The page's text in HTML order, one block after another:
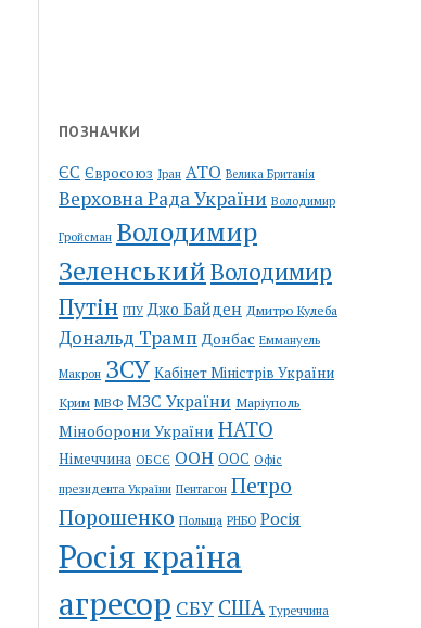
ПОЗНАЧКИ
ЄС Євросоюз Іран АТО Велика Британія
Верховна Рада України Володимир
Гройсман Володимир
ЗеленськийВолодимир
Путін ГПУ Джо Байден Дмитро Кулеба
Дональд Трамп Донбас Еммануель
Макрон ЗСУ Кабінет Міністрів України
Крим МВФ МЗС України Маріуполь
Міноборони України НАТО
Німеччина ОБСЄ ООН ООС Офіс
президента України Пентагон Петро
Порошенко Польща РНБО Росія
Росія країна
агресор СБУ США Туреччина